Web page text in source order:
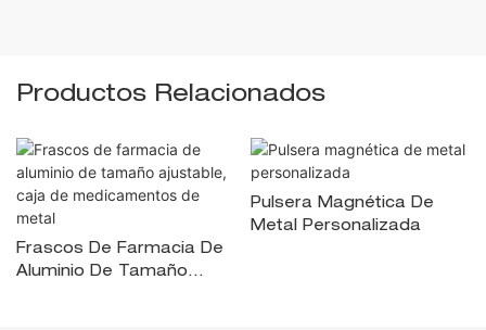
Productos Relacionados
Frascos De Farmacia De
Aluminio De Tamaño
Pulsera Magnética De
Metal Personalizada